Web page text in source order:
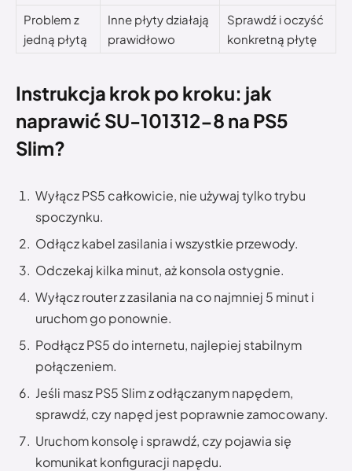
Problem z
jedną płytą
Inne płyty działają
prawidłowo
Sprawdź i oczyść
konkretną płytę
Instrukcja krok po kroku: jak
naprawić SU-101312-8 na PS5
Slim?
Wyłącz PS5 całkowicie, nie używaj tylko trybu
spoczynku.
Odłącz kabel zasilania i wszystkie przewody.
Odczekaj kilka minut, aż konsola ostygnie.
Wyłącz router z zasilania na co najmniej 5 minut i
uruchom go ponownie.
Podłącz PS5 do internetu, najlepiej stabilnym
połączeniem.
Jeśli masz PS5 Slim z odłączanym napędem,
sprawdź, czy napęd jest poprawnie zamocowany.
Uruchom konsolę i sprawdź, czy pojawia się
komunikat konfiguracji napędu.